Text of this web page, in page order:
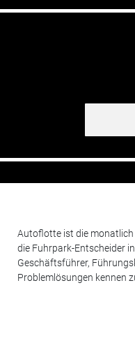
Autoflotte ist die monatlich
die Fuhrpark-Entscheider
Geschäftsführer,
Problemlösungen kennen